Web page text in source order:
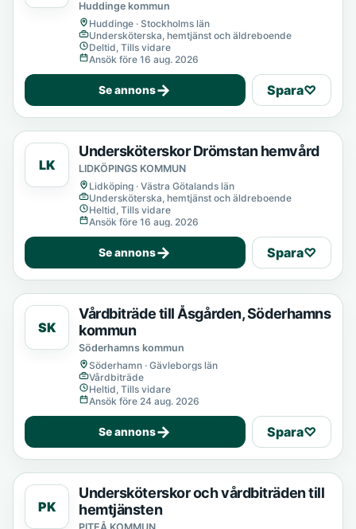
Huddinge kommun
Huddinge · Stockholms län
Undersköterska, hemtjänst och äldreboende
Deltid, Tills vidare
Ansök före 16 aug. 2026
Se annons→ Spara♡
LK
Undersköterskor Drömstan hemvård
LIDKÖPINGS KOMMUN
Lidköping · Västra Götalands län
Undersköterska, hemtjänst och äldreboende
Heltid, Tills vidare
Ansök före 16 aug. 2026
Se annons→ Spara♡
SK
Vårdbiträde till Åsgården, Söderhamns
kommun
Söderhamns kommun
Söderhamn · Gävleborgs län
Vårdbiträde
Heltid, Tills vidare
Ansök före 24 aug. 2026
Se annons→ Spara♡
PK
Undersköterskor och vårdbiträden till
hemtjänsten